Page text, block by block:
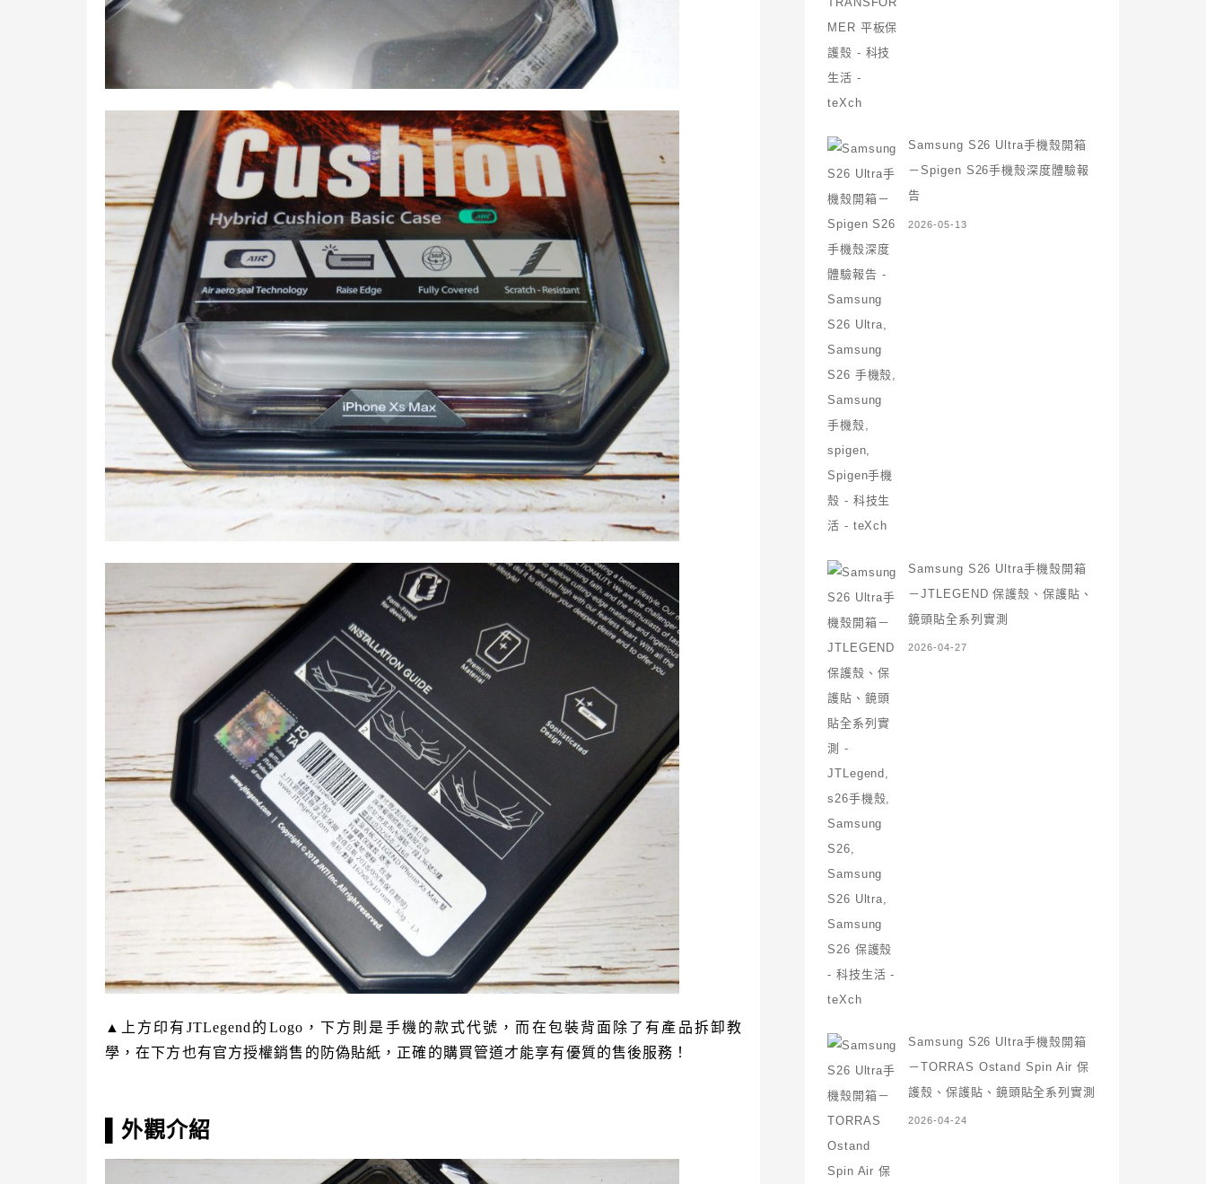
▲上方印有JTLegend的Logo，下方則是手機的款式代號，而在包裝背面除了有產品拆卸教
學，在下方也有官方授權銷售的防偽貼紙，正確的購買管道才能享有優質的售後服務！
▌外觀介紹
Samsung S26 Ultra手機殼開箱
－Spigen S26手機殼深度體驗報
告
2026-05-13
Samsung S26 Ultra手機殼開箱
－JTLEGEND 保護殼、保護貼、
鏡頭貼全系列實測
2026-04-27
Samsung S26 Ultra手機殼開箱
－TORRAS Ostand Spin Air 保
護殼、保護貼、鏡頭貼全系列實測
2026-04-24